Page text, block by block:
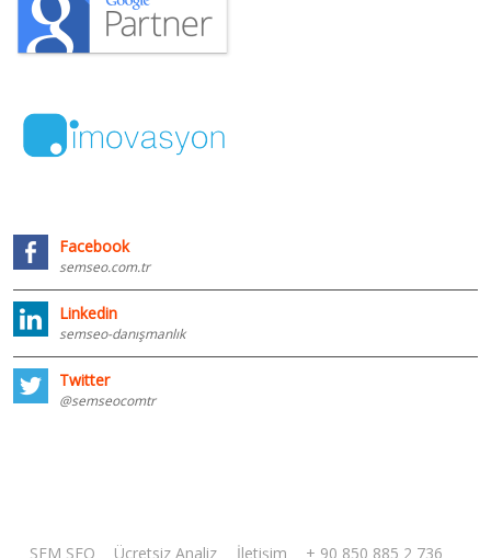
Facebook
semseo.com.tr
Linkedin
semseo-danışmanlık
Twitter
@semseocomtr
SEM SEO Ücretsiz Analiz İletişim + 90 850 885 2 736